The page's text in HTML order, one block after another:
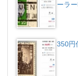
ーラ
350